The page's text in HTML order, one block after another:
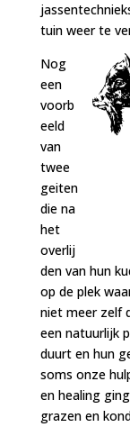
tuin weer te
Nog
een
voorb
eeld
van
twee
geiten
die na
het
overlij
den van hun
op de plek
niet meer zelf
een natuurlijk
duurt en hun
soms onze
en healing
grazen en